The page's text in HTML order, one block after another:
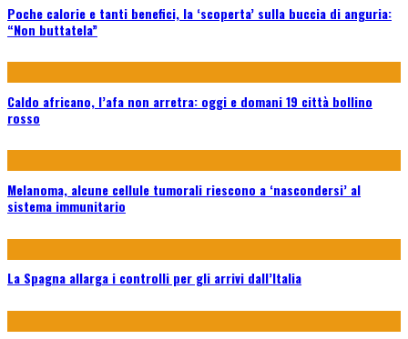
Poche calorie e tanti benefici, la ‘scoperta’ sulla buccia di anguria:
“Non buttatela”
Caldo africano, l’afa non arretra: oggi e domani 19 città bollino
rosso
Melanoma, alcune cellule tumorali riescono a ‘nascondersi’ al
sistema immunitario
La Spagna allarga i controlli per gli arrivi dall’Italia